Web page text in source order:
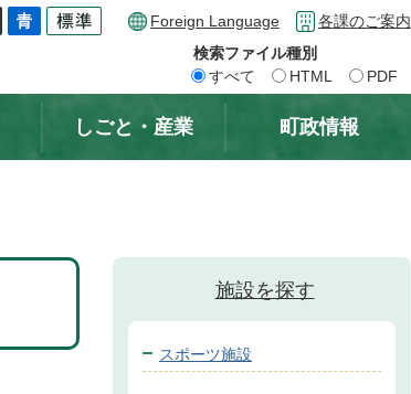
Foreign Language
各課のご案内
検索ファイル種別
すべて
HTML PDF
しごと・産業 町政情報
施設を探す
スポーツ施設